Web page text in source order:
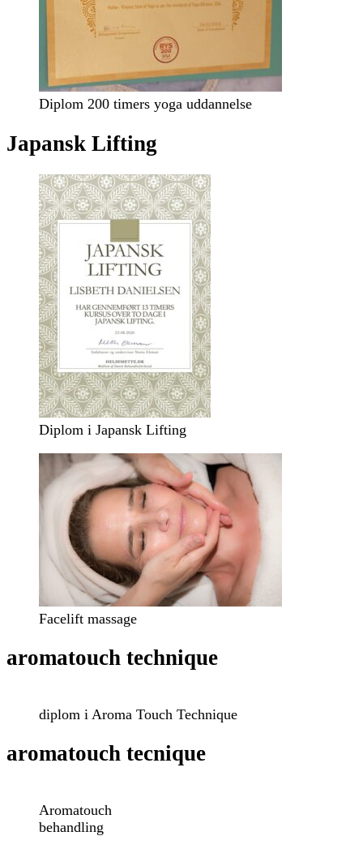
Diplom 200 timers yoga uddannelse
Japansk Lifting
Diplom i Japansk Lifting
Facelift massage
aromatouch technique
diplom i Aroma Touch Technique
aromatouch tecnique
Aromatouch
behandling